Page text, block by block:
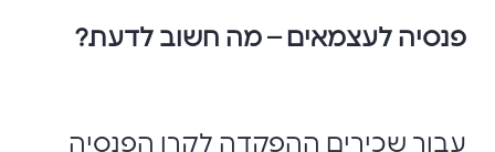
פנסיה לעצמאים – מה חשוב לדעת?
עבור שכירים ההפקדה לקרן הפנסיה